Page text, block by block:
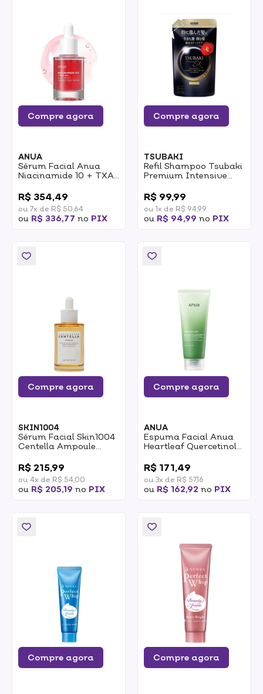
Compre agora
ANUA
Sérum Facial Anua
Niacinamide 10 + TXA
R$ 354,49
ou 7x de R$ 50,64
ou R$ 336,77 no PIX
Compre agora
TSUBAKI
Refil Shampoo Tsubaki
Premium Intensive
R$ 99,99
ou 1x de R$ 94,99
ou R$ 94,99 no PIX
Compre agora
SKIN1004
Sérum Facial Skin1004
Centella Ampoule
R$ 215,99
ou 4x de R$ 54,00
ou R$ 205,19 no PIX
Compre agora
ANUA
Espuma Facial Anua
Heartleaf Quercetinol
R$ 171,49
ou 3x de R$ 57,16
ou R$ 162,92 no PIX
Compre agora Compre agora